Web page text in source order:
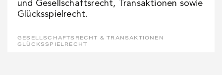
und Gesellschaftsrecht, Transaktionen sowie
Glücksspielrecht.
GESELLSCHAFTSRECHT & TRANSAKTIONEN
GLÜCKSSPIELRECHT